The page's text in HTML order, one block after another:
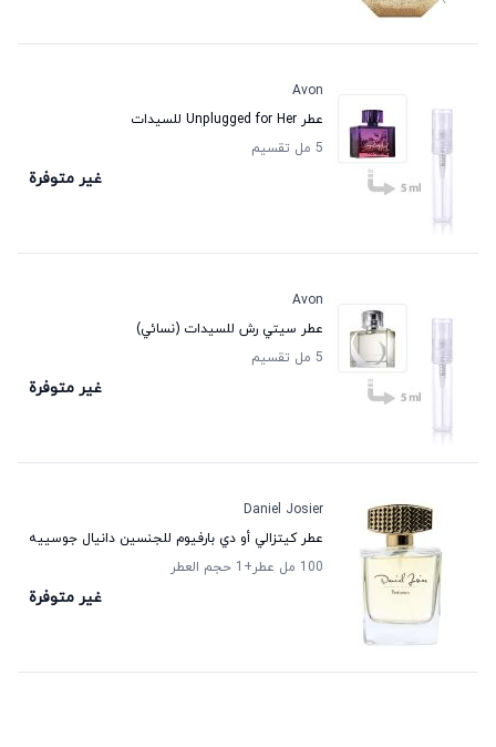
Avon
عطر Unplugged for Her للسيدات
5 مل تقسيم
غير متوفرة
Avon
عطر سيتي رش للسيدات (نسائي)
5 مل تقسيم
غير متوفرة
Daniel Josier
عطر كيتزالي أو دي بارفيوم للجنسين دانيال جوسييه
100 مل عطر
+1 حجم العطر
غير متوفرة